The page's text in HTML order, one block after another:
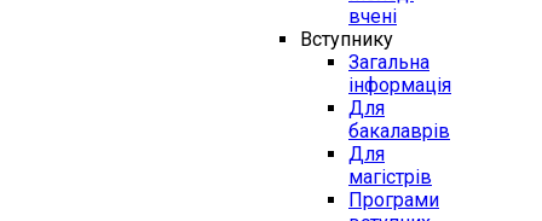
вчені
Вступнику
Загальна
інформація
Для
бакалаврів
Для
магістрів
Програми